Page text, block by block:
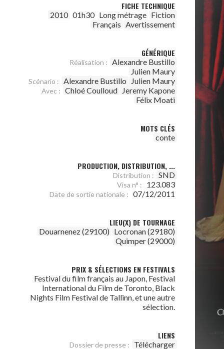
FICHE TECHNIQUE
2010 01h30 Long métrage Fiction
Français Avertissement
GÉNÉRIQUE
Réalisation : Alexandre Bustillo
Julien Maury
Scénario : Alexandre Bustillo Julien Maury
Avec : Chloé Coulloud Jeremy Kapone
Félix Moati
MOTS CLÉS
conte
PRODUCTION, DISTRIBUTION, ...
Distribution : SND
Visa n° : 123.083
Date de sortie nationale : 07/12/2011
LIEU(X) DE TOURNAGE
Douarnenez (29100) Locronan (29180)
Quimper (29000)
PRIX & SÉLECTIONS EN FESTIVALS
Festival du film français au Japon, Festival
International du Film de Toronto, Black
Nights Film Festival de Tallinn, et une autre
sélection.
LIENS
Dossier de presse : Télécharger